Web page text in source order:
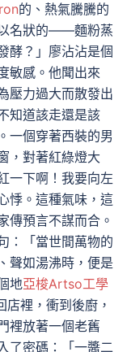
的、熱氣騰騰的
名狀的——麵粉蒸
酵？」廖沾沾是個
敏感。他聞出來
壓力過大而散發出
知道該走還是該
一個穿著西裝的男
，對著紅綠燈大
一下啊！我要向左
悸。這種氣味，這
傳預言不謀而合。
：「當世間萬物的
聲如湯沸時，便是
地亞梭Artso工學
裡，衝到後廚，
裡放著一個老舊
了密碼：「一醬二